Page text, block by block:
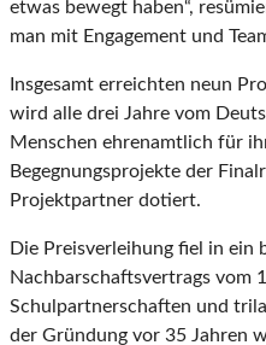
etwas bewegt haben“,
man mit Engagement und
Insgesamt erreichten neun
wird alle drei Jahre vom
Menschen ehrenamtlich für
Begegnungsprojekte der
Projektpartner dotiert.
Die Preisverleihung fiel in ein
Nachbarschaftsvertrags vom
Schulpartnerschaften und
der Gründung vor 35 Jahren